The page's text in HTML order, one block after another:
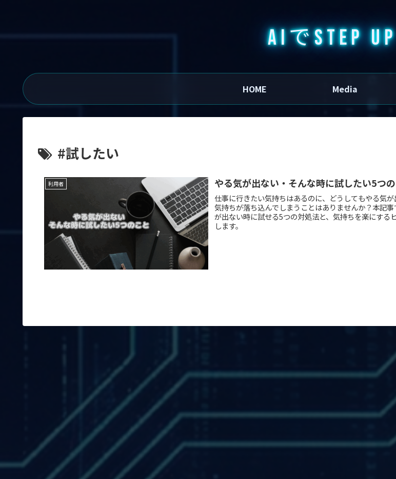
AIでSTEP
HOME Media
#試したい
利用者 やる気が出ない・そんな時に試したい5つ
仕事に行きたい気持ちはあるのに、どうしてもやる気が
気持ちが落ち込んでしまうことはありませんか？本記
が出ない時に試せる5つの対処法と、気持ちを楽にする
します。